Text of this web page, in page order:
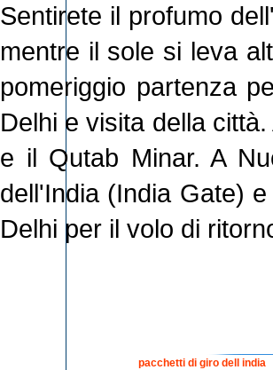
Sentirete il profumo
mentre il sole si leva
pomeriggio partenza
Delhi e visita della
e il Qutab Minar. A
dell'India (India Gate)
Delhi per il volo di
pacchetti di giro dell india